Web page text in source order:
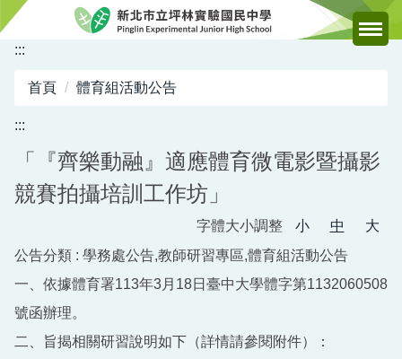
跳
主
容
:::
首頁 體育組活動公告
:::
「『齊樂動融』適應體育微電影暨攝影
競賽拍攝培訓工作坊」
字體大小調整 小 中
大
公告分類 : 學務處公告,教師研習專區,體育組活動公告
一、依據體育署113年3月18日臺中大學體字第1132060508
號函辦理。
二、旨揭相關研習說明如下（詳情請參閱附件）：